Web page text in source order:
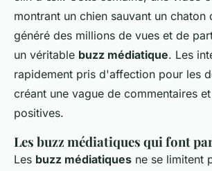
montrant un chien sauvant un chaton
généré des millions de vues et de
un véritable buzz médiatique. Les
rapidement pris d'affection pour les
créant une vague de commentaires
positives.
Les buzz médiatiques qui font
Les buzz médiatiques ne se limitent